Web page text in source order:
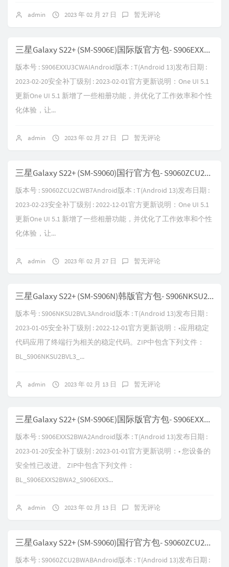
admin 2023 年 02 月 27 日 暂无评论
三星Galaxy S22+ (SM-S906E)国际版官方包- S906EXXU3CWAI
版本号 : S906EXXU3CWAIAndroid版本 : T(Android 13)发布日期 :
2023-02-20安全补丁级别 : 2023-02-01官方更新说明：One UI 5.1
更新One UI 5.1 新增了一些相册功能，并优化了工作效率和个性
化体验，让...
admin 2023 年 02 月 27 日 暂无评论
三星Galaxy S22+ (SM-S9060)国行官方包- S9060ZCU2CWB7
版本号 : S9060ZCU2CWB7Android版本 : T(Android 13)发布日期 :
2023-02-23安全补丁级别 : 2022-12-01官方更新说明：One UI 5.1
更新One UI 5.1 新增了一些相册功能，并优化了工作效率和个性
化体验，让...
admin 2023 年 02 月 27 日 暂无评论
三星Galaxy S22+ (SM-S906N)韩版官方包- S906NKSU2BVL3
版本号 : S906NKSU2BVL3Android版本 : T(Android 13)发布日期 :
2023-01-05安全补丁级别 : 2022-12-01官方更新说明：•应用稳定
代码应用了终端行为相关的稳定代码。ZIP中包含下列文件：
BL_S906NKSU2BVL3_...
admin 2023 年 02 月 13 日 暂无评论
三星Galaxy S22+ (SM-S906E)国际版官方包- S906EXXS2BWA2
版本号 : S906EXXS2BWA2Android版本 : T(Android 13)发布日期 :
2023-01-20安全补丁级别 : 2023-01-01官方更新说明：• 您设备的
安全性已改进。 ZIP中包含下列文件：
BL_S906EXXS2BWA2_S906EXXS...
admin 2023 年 02 月 13 日 暂无评论
三星Galaxy S22+ (SM-S9060)国行官方包- S9060ZCU2BWAB
版本号 : S9060ZCU2BWABAndroid版本 : T(Android 13)发布日期 :